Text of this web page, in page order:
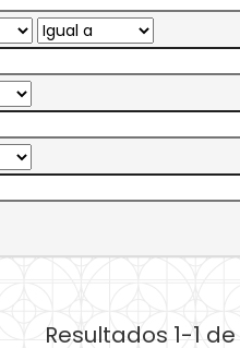
Resultados 1-1 de